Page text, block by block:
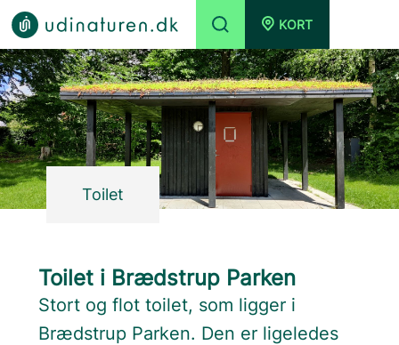
KORT
Toilet
Toilet i Brædstrup Parken
Stort og flot toilet, som ligger i
Brædstrup Parken. Den er ligeledes